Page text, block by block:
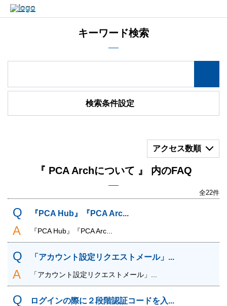
キーワード検索
検索条件設定
アクセス数順
『 PCA Archについて 』 内のFAQ
全22件
『PCA Hub』『PCA Arc...
『PCA Hub』『PCA Arc...
「アカウント設定リクエストメール」...
「アカウント設定リクエストメール」...
ログインの際に２段階認証コードを入...